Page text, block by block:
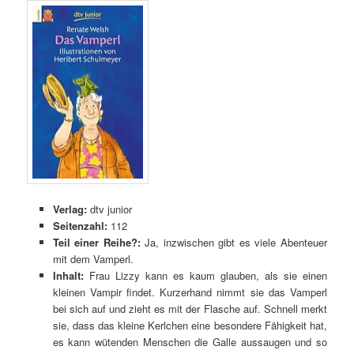
Verlag: dtv junior
Seitenzahl: 112
Teil einer Reihe?:Ja, inzwischen gibt es viele Abenteuer
mit dem Vamperl.
Inhalt: Frau Lizzy kann es kaum glauben, als sie einen
kleinen Vampir findet. Kurzerhand nimmt sie das Vamperl
bei sich auf und zieht es mit der Flasche auf. Schnell merkt
sie, dass das kleine Kerlchen eine besondere Fähigkeit hat,
es kann wütenden Menschen die Galle aussaugen und so